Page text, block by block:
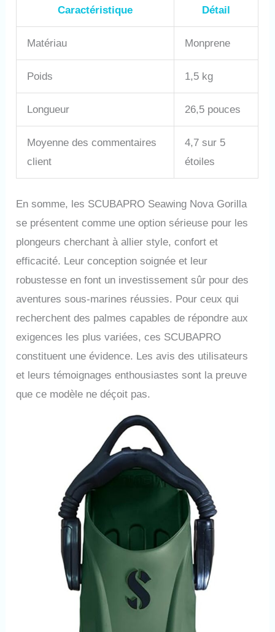
Caractéristique Détail
Matériau Monprene
Poids 1,5 kg
Longueur 26,5 pouces
Moyenne des commentaires
client
4,7 sur 5
étoiles
En somme, les SCUBAPRO Seawing Nova Gorilla
se présentent comme une option sérieuse pour les
plongeurs cherchant à allier style, confort et
efficacité. Leur conception soignée et leur
robustesse en font un investissement sûr pour des
aventures sous-marines réussies. Pour ceux qui
recherchent des palmes capables de répondre aux
exigences les plus variées, ces SCUBAPRO
constituent une évidence. Les avis des utilisateurs
et leurs témoignages enthousiastes sont la preuve
que ce modèle ne déçoit pas.